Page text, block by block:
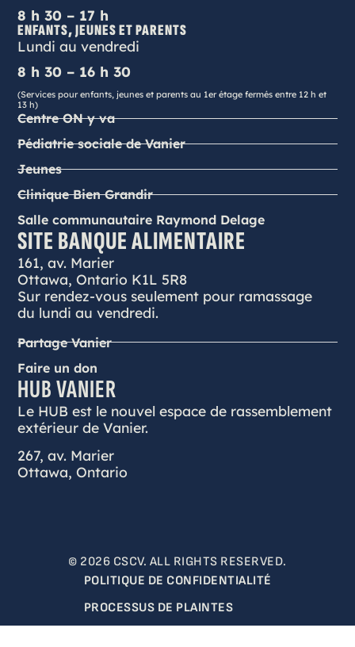
8 h 30 – 17 h
ENFANTS, JEUNES ET PARENTS
Lundi au vendredi
8 h 30 – 16 h 30
(Services pour enfants, jeunes et parents au 1er étage fermés entre 12 h et
13 h)
Centre ON y va
Pédiatrie sociale de Vanier
Jeunes
Clinique Bien Grandir
Salle communautaire Raymond Delage
SITE BANQUE ALIMENTAIRE
161, av. Marier
Ottawa, Ontario K1L 5R8
Sur rendez-vous seulement pour ramassage
du lundi au vendredi.
Partage Vanier
Faire un don
HUB VANIER
Le HUB est le nouvel espace de rassemblement
extérieur de Vanier.
267, av. Marier
Ottawa, Ontario
© 2026 CSCV. ALL RIGHTS RESERVED.
POLITIQUE DE CONFIDENTIALITÉ
PROCESSUS DE PLAINTES